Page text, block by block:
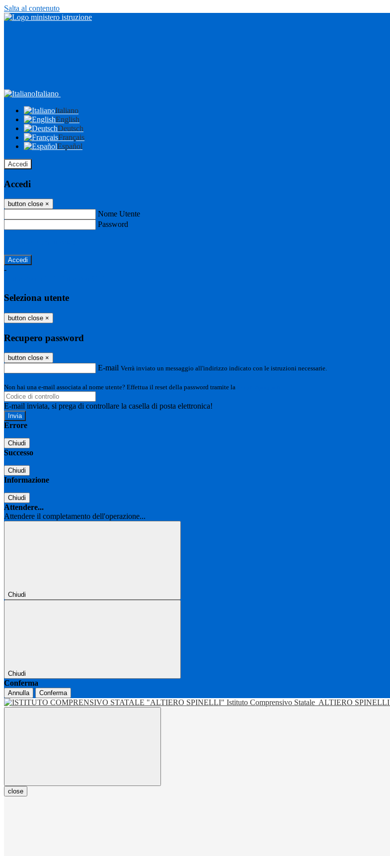
Salta al contenuto
Italiano
Italiano
English
Deutsch
Français
Español
Accedi
Accedi
button close ×
Nome Utente
Password
-
Seleziona utente
button close ×
Recupero password
button close ×
E-mail Verrà inviato un messaggio all'indirizzo indicato con le istruzioni necessarie.
Non hai una e-mail associata al nome utente? Effettua il reset della password tramite la
E-mail inviata, si prega di controllare la casella di posta elettronica!
Errore
Chiudi
Successo
Chiudi
Informazione
Chiudi
Attendere...
Attendere il completamento dell'operazione...
Chiudi
Chiudi
Conferma
Annulla Conferma
Istituto Comprensivo Statale ALTIERO SPINELLI
close